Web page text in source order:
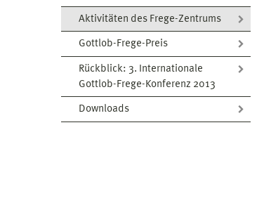
Aktivitäten des Frege-Zentrums
Gottlob-Frege-Preis
Rückblick: 3. Internationale
Gottlob-Frege-Konferenz 2013
Downloads